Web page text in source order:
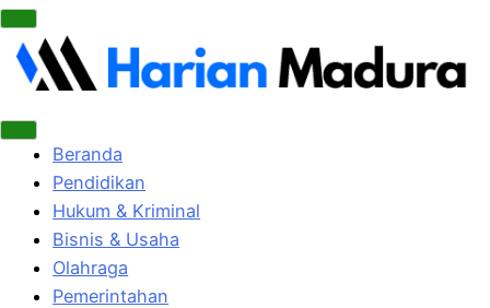
Beranda
Pendidikan
Hukum & Kriminal
Bisnis & Usaha
Olahraga
Pemerintahan